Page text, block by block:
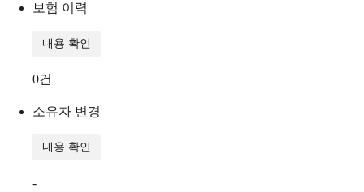
보험 이력
내용 확인
0건
소유자 변경
내용 확인
-